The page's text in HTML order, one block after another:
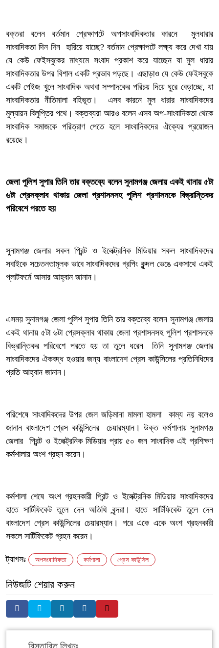
‎বক্তরা বলেন বর্তমান প্রেক্ষাপটে অপসাংবাদিকতার কারনে মুলধারার
সাংবাদিকতা দিন দিন হারিয়ে যাচ্ছে? বর্তমান প্রেক্ষাপটে লক্ষ্য করে দেখা যায়
যে কেউ ফেইসবুকের মাধ্যমে সংবাদ প্রকাশ করে যাচ্ছেন যা মুল ধারার
সাংবাদিকতার উপর বিশাল একটি প্রভাব পড়ছে। এছাড়াও যে কেউ ফেইসবুকে
একটি পেইজ খুলে সাংবাদিক অথবা সম্পাদকের পরিচয় দিয়ে ঘুরে বেড়াচ্ছে, যা
সাংবাদিকতার নীতিমালা বহিভূত। এসব কারনে মুল ধারার সাংবাদিকদের
মুল্যায়ন বিলুপ্তির পথে। বক্তব্যরা আরও বলেন এসব অপ-সাংবাদিকতা থেকে
সাংবাদিক সমাজকে পরিত্রাণ পেতে হলে সাংবাদিকদের ঐক্যের প্রয়োজন
রয়েছে।
জেলা পুলিশ সুপার তিনি তার বক্তব্যে বলেন সুনামগঞ্জ জেলায় একই থানায় ৫টা
৬টা প্রেসক্লাব থাকায় জেলা প্রশাসনসহ পুলিশ প্রশাসনকে বিভ্রান্তিকর
পরিবেশে পরতে হয়
‎সুনামগঞ্জ জেলার সকল প্রিন্ট ও ইলেক্ট্রনিক মিডিয়ার সকল সাংবাদিকদের
সবাইকে সচেতনতামূলক ভাবে সাংবাদিকদের গ্রপিং কুন্দল ভেঙে একসাথে একই
প্লাটফর্মে আসার আহ্বান জানান।
‎এসময় সুনামগঞ্জ জেলা পুলিশ সুপার তিনি তার বক্তব্যে বলেন সুনামগঞ্জ জেলায়
একই থানায় ৫টা ৬টা প্রেসক্লাব থাকায় জেলা প্রশাসনসহ পুলিশ প্রশাসনকে
বিভ্রান্তিকর পরিবেশে পরতে হয় তা তুলে ধরেন তিনি সুনামগঞ্জ জেলার
সাংবাদিকদের ঐকবদ্ধ হওয়ার জন্য বাংলাদেশ প্রেস কাউন্সিলের প্রতিনিধিদের
প্রতি আহ্বান জানান।
‎পরিশেষে সাংবাদিকদের উপর জেল জড়িমানা মামলা হামলা কাম্য নয় বলেও
জানান বাংলাদেশ প্রেস কাউন্সিলের চেয়ারম্যান। উক্ত কর্মশালায় সুনামগঞ্জ
জেলার প্রিন্ট ও ইলেক্ট্রনিক মিডিয়ার প্রায় ৫০ জন সাংবাদিক এই প্রশিক্ষণ
কর্মশালায় অংশ গ্রহন করেন।
‎কর্মশালা শেষে অংশ গ্রহনকারী প্রিন্ট ও ইলেক্ট্রনিক মিডিয়ার সাংবাদিকদের
হাতে সার্টিফিকেট তুলে দেন অতিথি বৃন্দরা। হাতে সার্টিফিকেট তুলে দেন
বাংলাদেশ প্রেস কাউন্সিলের চেয়ারম্যান। পরে একে একে অংশ গ্রহনকারী
সকলে সার্টিফিকেট গ্রহন করেন।
ট্যাগসঃ অপসংবাদিকতা কর্মশালা প্রেস কাউন্সিল
নিউজটি শেয়ার করুন